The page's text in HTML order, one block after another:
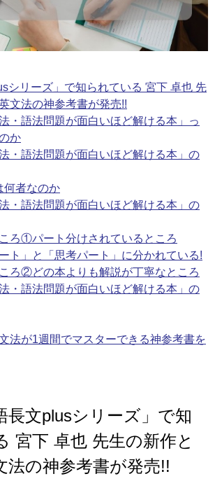
シリーズ」で知られている 宮下 卓也 先
文法の神参考書が発売!!
・語法問題が面白いほど解ける本」っ
か
・語法問題が面白いほど解ける本」の
何者なのか
・語法問題が面白いほど解ける本」の
ろ①パート分けされているところ
ト」と「思考パート」に分かれている!
ろ②どの本よりも解説が丁寧なところ
・語法問題が面白いほど解ける本」の
法が1週間でマスターできる神参考書を
長文plusシリーズ」で知
宮下 卓也 先生の新作と
法の神参考書が発売!!